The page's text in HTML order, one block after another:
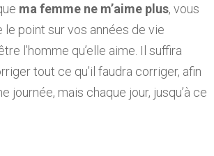
ma femme ne m’aime plus, vous
le point sur vos années de vie
l’homme qu’elle aime. Il suffira
tout ce qu’il faudra corriger, afin
journée, mais chaque jour, jusqu’à ce